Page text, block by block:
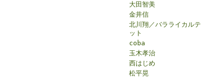
大田智美
金井信
北川翔／バラライカルテ
ット
coba
玉木孝治
西はじめ
松平晃